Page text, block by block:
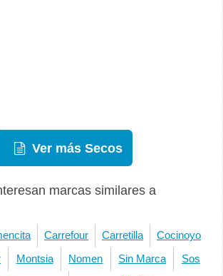
Ver más Secos
marcas similares a
Carrefour Carretilla Cocinoyo
Montsia Nomen Sin Marca Sos